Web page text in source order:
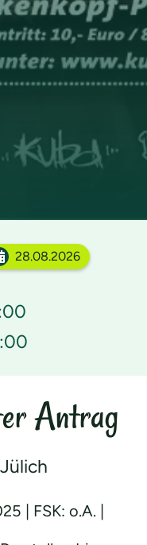
28.08.2026
Antrag
| FSK: o.A. |